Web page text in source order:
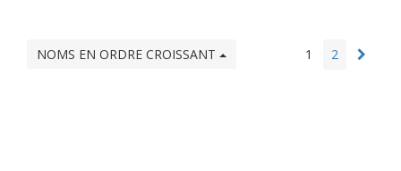
NOMS EN ORDRE CROISSANT 1 2